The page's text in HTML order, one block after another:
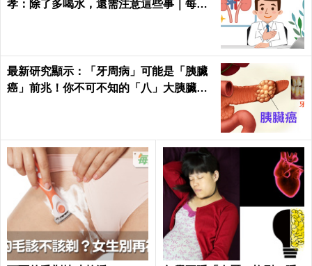
孝：除了多喝水，還需注意這些事｜每日
最新研究顯示：「牙周病」可能是「胰臟
癌」前兆！你不可不知的「八」大胰臟癌